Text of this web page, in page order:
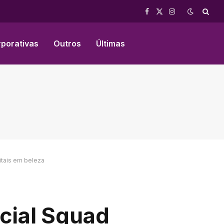
Facebook
X
Instagram
Outros Últimas
em beleza
Squad